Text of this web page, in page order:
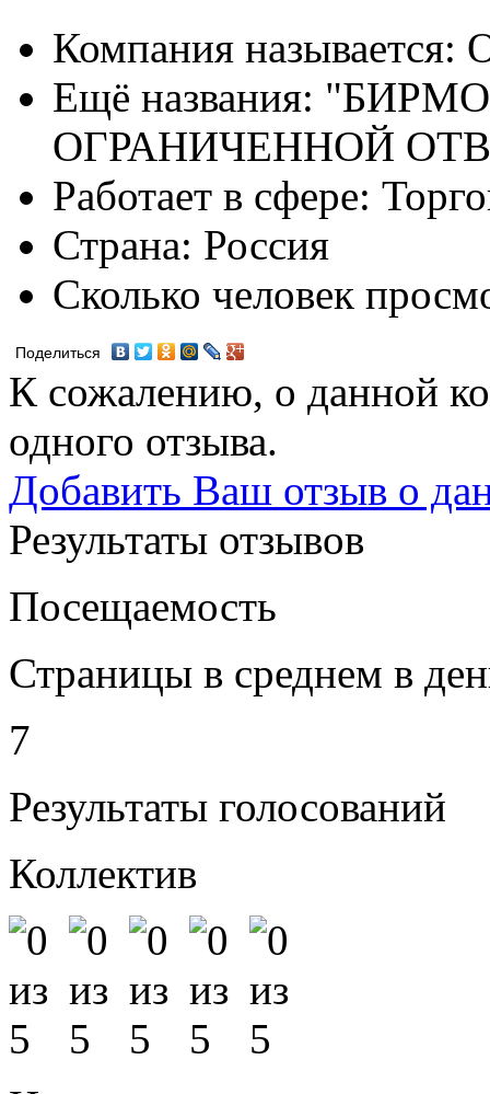
Компания называется:
Ещё названия:
ОГРАНИЧЕННОЙ
Работает в сфере:
Страна: Россия
Сколько человек
Поделиться
К сожалению, о данной
одного отзыва.
Добавить Ваш отзыв о
Результаты отзывов
Посещаемость
Страницы в среднем в
7
Результаты голосований
Коллектив